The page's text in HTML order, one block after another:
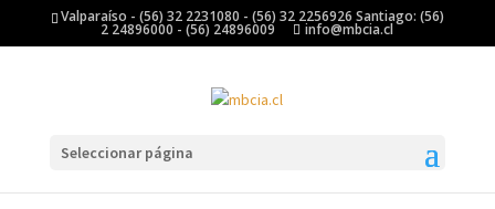
Valparaíso - (56) 32 2231080 - (56) 32 2256926 Santiago: (56)
2 24896000 - (56) 24896009 info@mbcia.cl
Seleccionar página